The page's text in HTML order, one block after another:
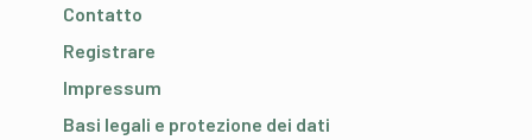
Contatto
Registrare
Impressum
Basi legali e protezione dei dati